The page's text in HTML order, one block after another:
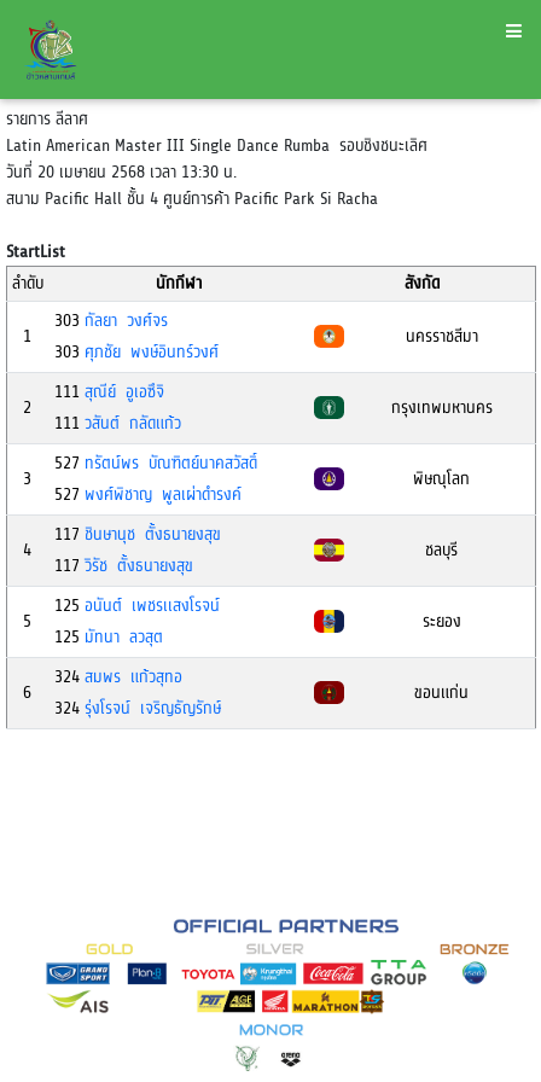
รายการ ลีลาศ
Latin American Master III Single Dance Rumba รอบชิงชนะเลิศ
วันที่ 20 เมษายน 2568 เวลา 13:30 น.
สนาม Pacific Hall ชั้น 4 ศูนย์การค้า Pacific Park Si Racha
StartList
ลำดับ
นักกีฬา สังกัด
1
303 กัลยา วงศ์จร
303 ศุภชัย พงษ์อินทร์วงศ์
นครราชสีมา
2
111 สุณีย์ อูเอซึจิ
111 วสันต์ กลัดแก้ว
กรุงเทพมหานคร
3
527 ทรัตน์พร บัณฑิตย์นาคสวัสดิ์
527 พงศ์พิชาญ พูลเผ่าดำรงค์
พิษณุโลก
4
117 ชินษานุช ตั้งธนายงสุข
117 วิรัช ตั้งธนายงสุข
ชลบุรี
5
125 อนันต์ เพชรเเสงโรจน์
125 มัทนา ลวสุต
ระยอง
6
324 สมพร แก้วสุทอ
324 รุ่งโรจน์ เจริญธัญรักษ์
ขอนแก่น